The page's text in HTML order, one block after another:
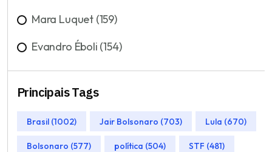
Mara Luquet (159)
Evandro Éboli (154)
Principais Tags
Brasil (1002) Jair Bolsonaro (703) Lula (670)
Bolsonaro (577) política (504) STF (481)